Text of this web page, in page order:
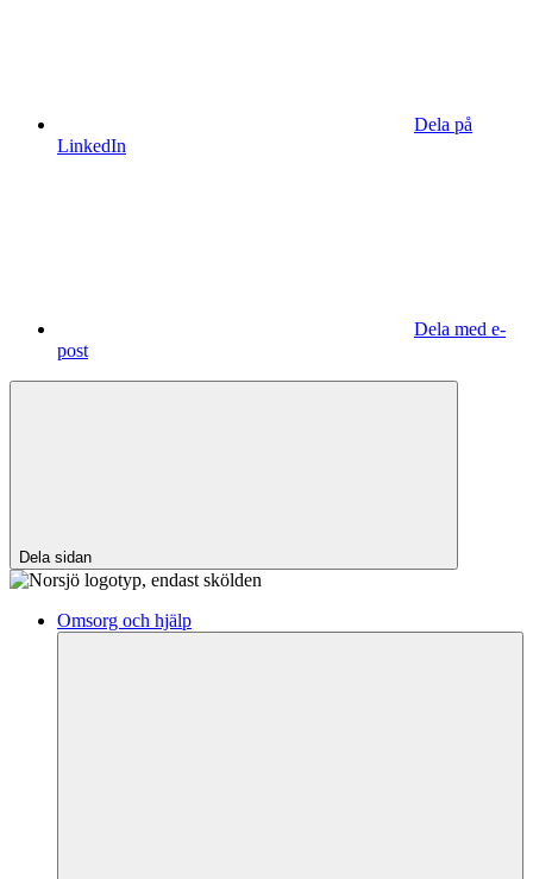
Dela på
LinkedIn
Dela med e-
post
Dela sidan
Omsorg och hjälp